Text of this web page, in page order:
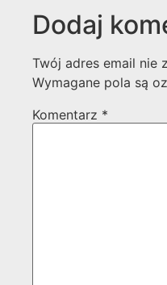
Dodaj
Twój adres email nie
Wymagane pola są
Komentarz *